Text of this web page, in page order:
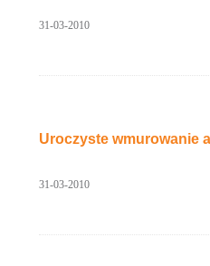
31-03-2010
Uroczyste wmurowanie
31-03-2010